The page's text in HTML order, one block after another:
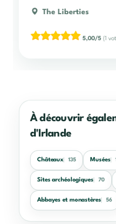
The Liberties
5,00/5 (1
À découvrir
d'Irlande
Châteaux 135 Musées
Sites archéologiques 70
Abbayes et monastères 56